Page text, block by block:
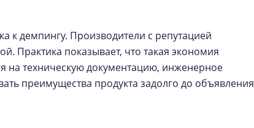
к демпингу. Производители с репутацией
Практика показывает, что такая экономия
на техническую документацию, инженерное
преимущества продукта задолго до объявления